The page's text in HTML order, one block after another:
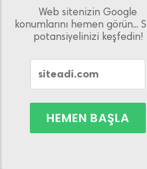
Web sitenizin Google
konumlarını hemen görün...
potansiyelinizi keşfedin!